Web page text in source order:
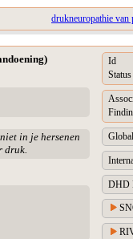
drukneuropathie van
in je hersenen
druk.
Id
Status
DHD